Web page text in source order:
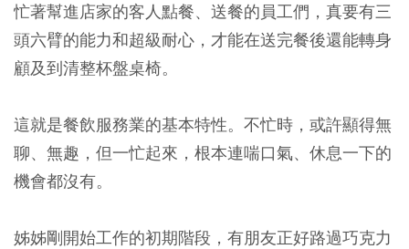
忙著幫進店家的客人點餐、送餐的員工們，真要有三
頭六臂的能力和超級耐心，才能在送完餐後還能轉身
顧及到清整杯盤桌椅。
這就是餐飲服務業的基本特性。不忙時，或許顯得無
聊、無趣，但一忙起來，根本連喘口氣、休息一下的
機會都沒有。
姊姊剛開始工作的初期階段，有朋友正好路過巧克力